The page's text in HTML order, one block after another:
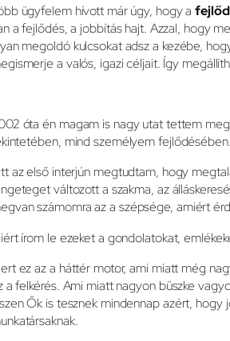
ügyfelem hívott már úgy, hogy a
a fejlődés, a jobbítás hajt. Azzal, hogy
megoldó kulcsokat adsz a kezébe,
a valós, igazi céljait. Így
óta én magam is nagy utat tettem
mind személyem fejlődésében.
az első interjún megtudtam, hogy
változott a szakma, az
számomra az a szépsége, amiért
írom le ezeket a gondolatokat,
ez az a háttér motor, ami miatt még
a felkérés. Ami miatt nagyon büszke
Ők is tesznek mindennap azért, hogy